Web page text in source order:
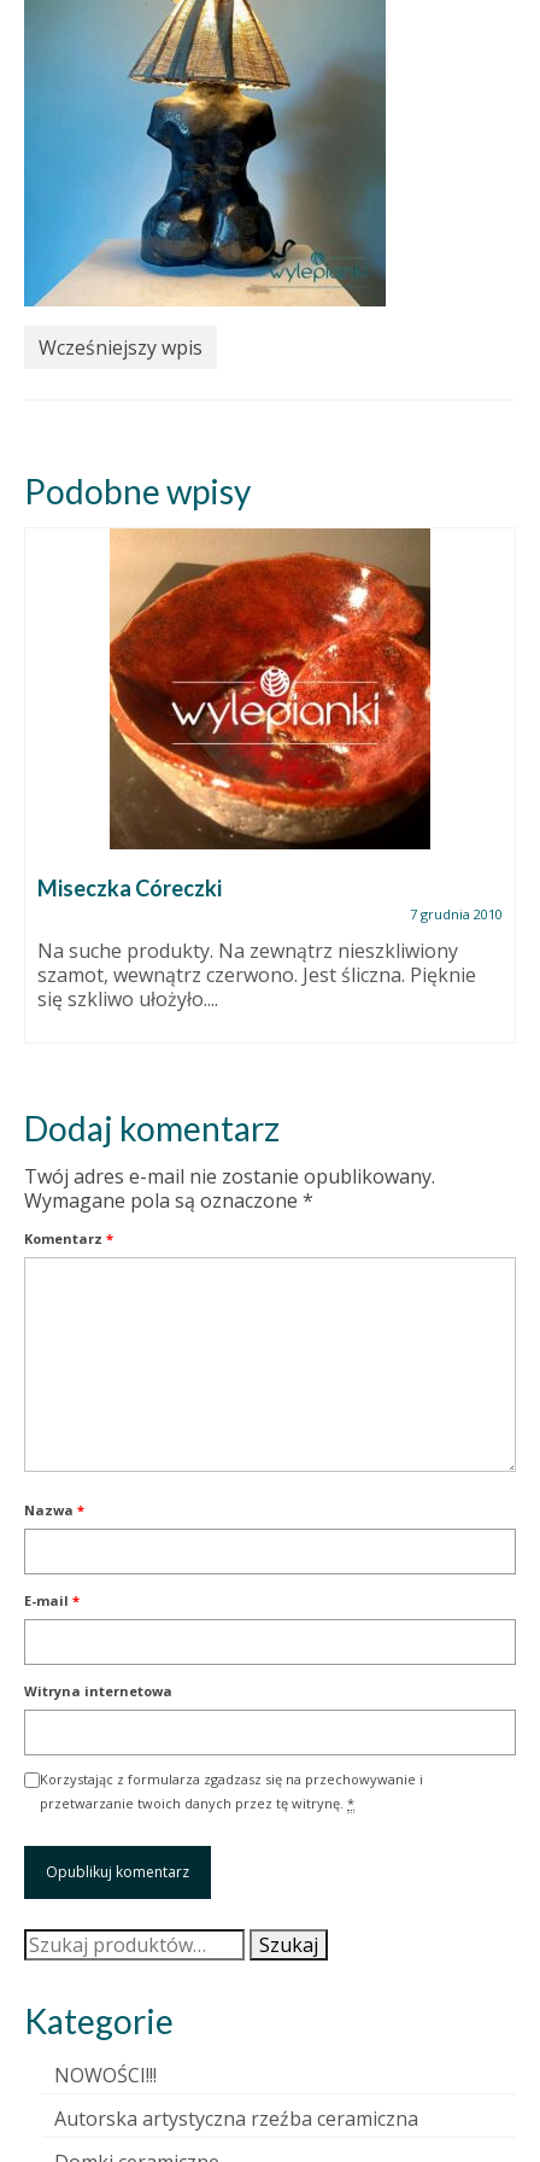
Wcześniejszy wpis
Podobne wpisy
Miseczka Córeczki
7 grudnia 2010
Na suche produkty. Na zewnątrz nieszkliwiony
szamot, wewnątrz czerwono. Jest śliczna. Pięknie
się szkliwo ułożyło....
Dodaj komentarz
Twój adres e-mail nie zostanie opublikowany.
Wymagane pola są oznaczone *
Komentarz *
Nazwa *
E-mail *
Witryna internetowa
Korzystając z formularza zgadzasz się na przechowywanie i
przetwarzanie twoich danych przez tę witrynę. *
Szukaj: Szukaj
Kategorie
NOWOŚCI!!!
Autorska artystyczna rzeźba ceramiczna